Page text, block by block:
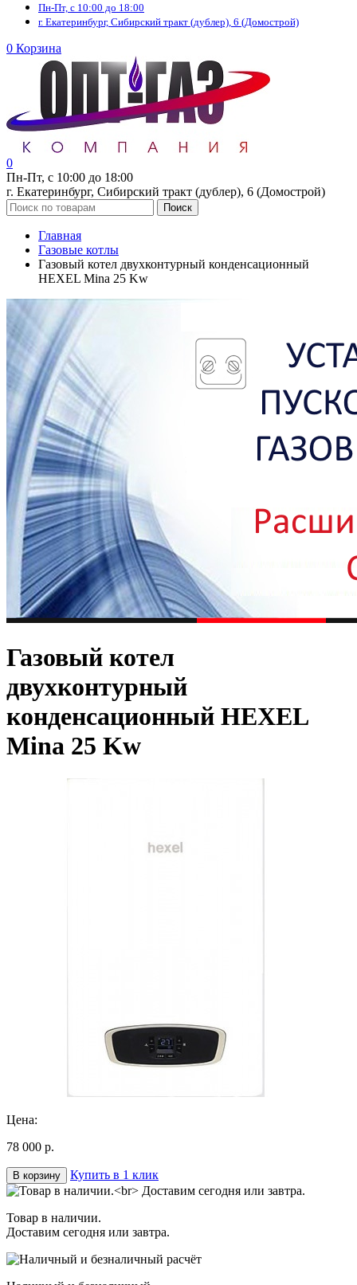
Пн-Пт, с 10:00 до 18:00
г. Екатеринбург, Сибирский тракт (дублер), 6 (Домострой)
0 Корзина
0
Пн-Пт, с 10:00 до 18:00
г. Екатеринбург, Сибирский тракт (дублер), 6 (Домострой)
Поиск
Главная
Газовые котлы
Газовый котел двухконтурный конденсационный
HEXEL Mina 25 Kw
Газовый котел
двухконтурный
конденсационный HEXEL
Mina 25 Kw
Цена:
78 000 р.
В корзину Купить в 1 клик
Товар в наличии.
Доставим сегодня или завтра.